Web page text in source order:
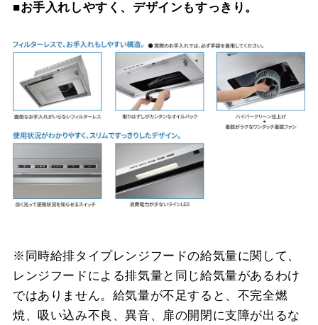
■お手入れしやすく、デザインもすっきり。
※同時給排タイプレンジフードの給気量に関して、
レンジフードによる排気量と同じ給気量があるわけ
ではありません。給気量が不足すると、不完全燃
焼、吸い込み不良、異音、扉の開閉に支障が出るな